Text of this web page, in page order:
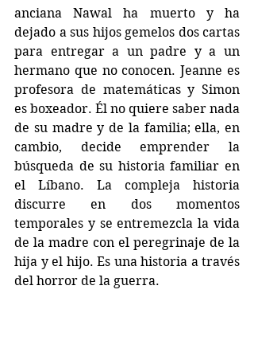
anciana Nawal ha muerto y ha
dejado a sus hijos gemelos dos cartas
para entregar a un padre y a un
hermano que no conocen. Jeanne es
profesora de matemáticas y Simon
es boxeador. Él no quiere saber nada
de su madre y de la familia; ella, en
cambio, decide emprender la
búsqueda de su historia familiar en
el Líbano. La compleja historia
discurre en dos momentos
temporales y se entremezcla la vida
de la madre con el peregrinaje de la
hija y el hijo. Es una historia a través
del horror de la guerra.